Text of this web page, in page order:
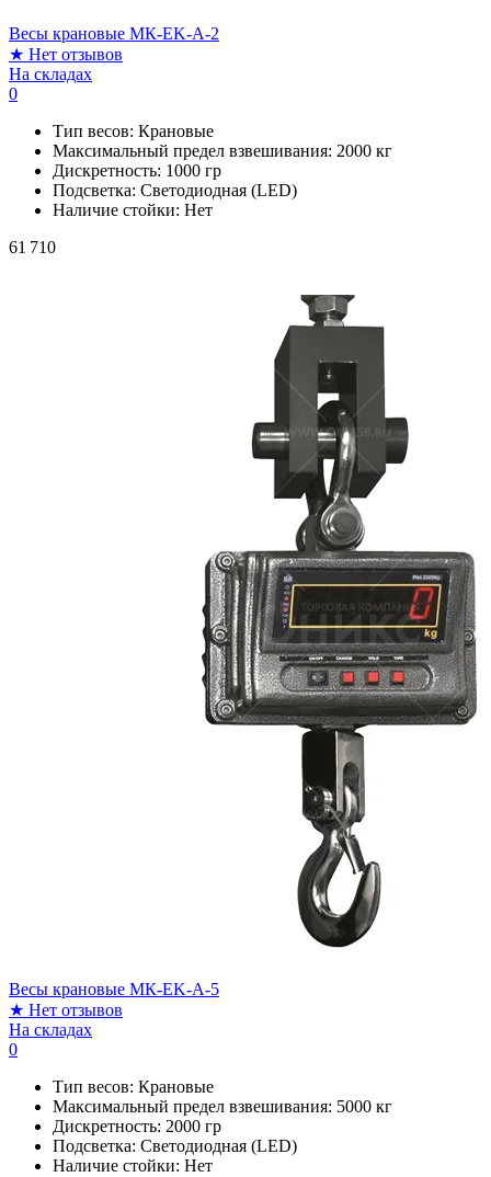
Весы крановые МК-EK-A-2
★ Нет отзывов
На складах
0
Тип весов: Крановые
Максимальный предел взвешивания: 2000 кг
Дискретность: 1000 гр
Подсветка: Светодиодная (LED)
Наличие стойки: Нет
61 710
Весы крановые МК-EK-A-5
★ Нет отзывов
На складах
0
Тип весов: Крановые
Максимальный предел взвешивания: 5000 кг
Дискретность: 2000 гр
Подсветка: Светодиодная (LED)
Наличие стойки: Нет